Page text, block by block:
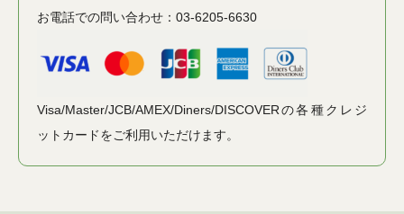
お電話での問い合わせ：03-6205-6630
Visa/Master/JCB/AMEX/Diners/DISCOVERの各種クレジ
ットカードをご利用いただけます。